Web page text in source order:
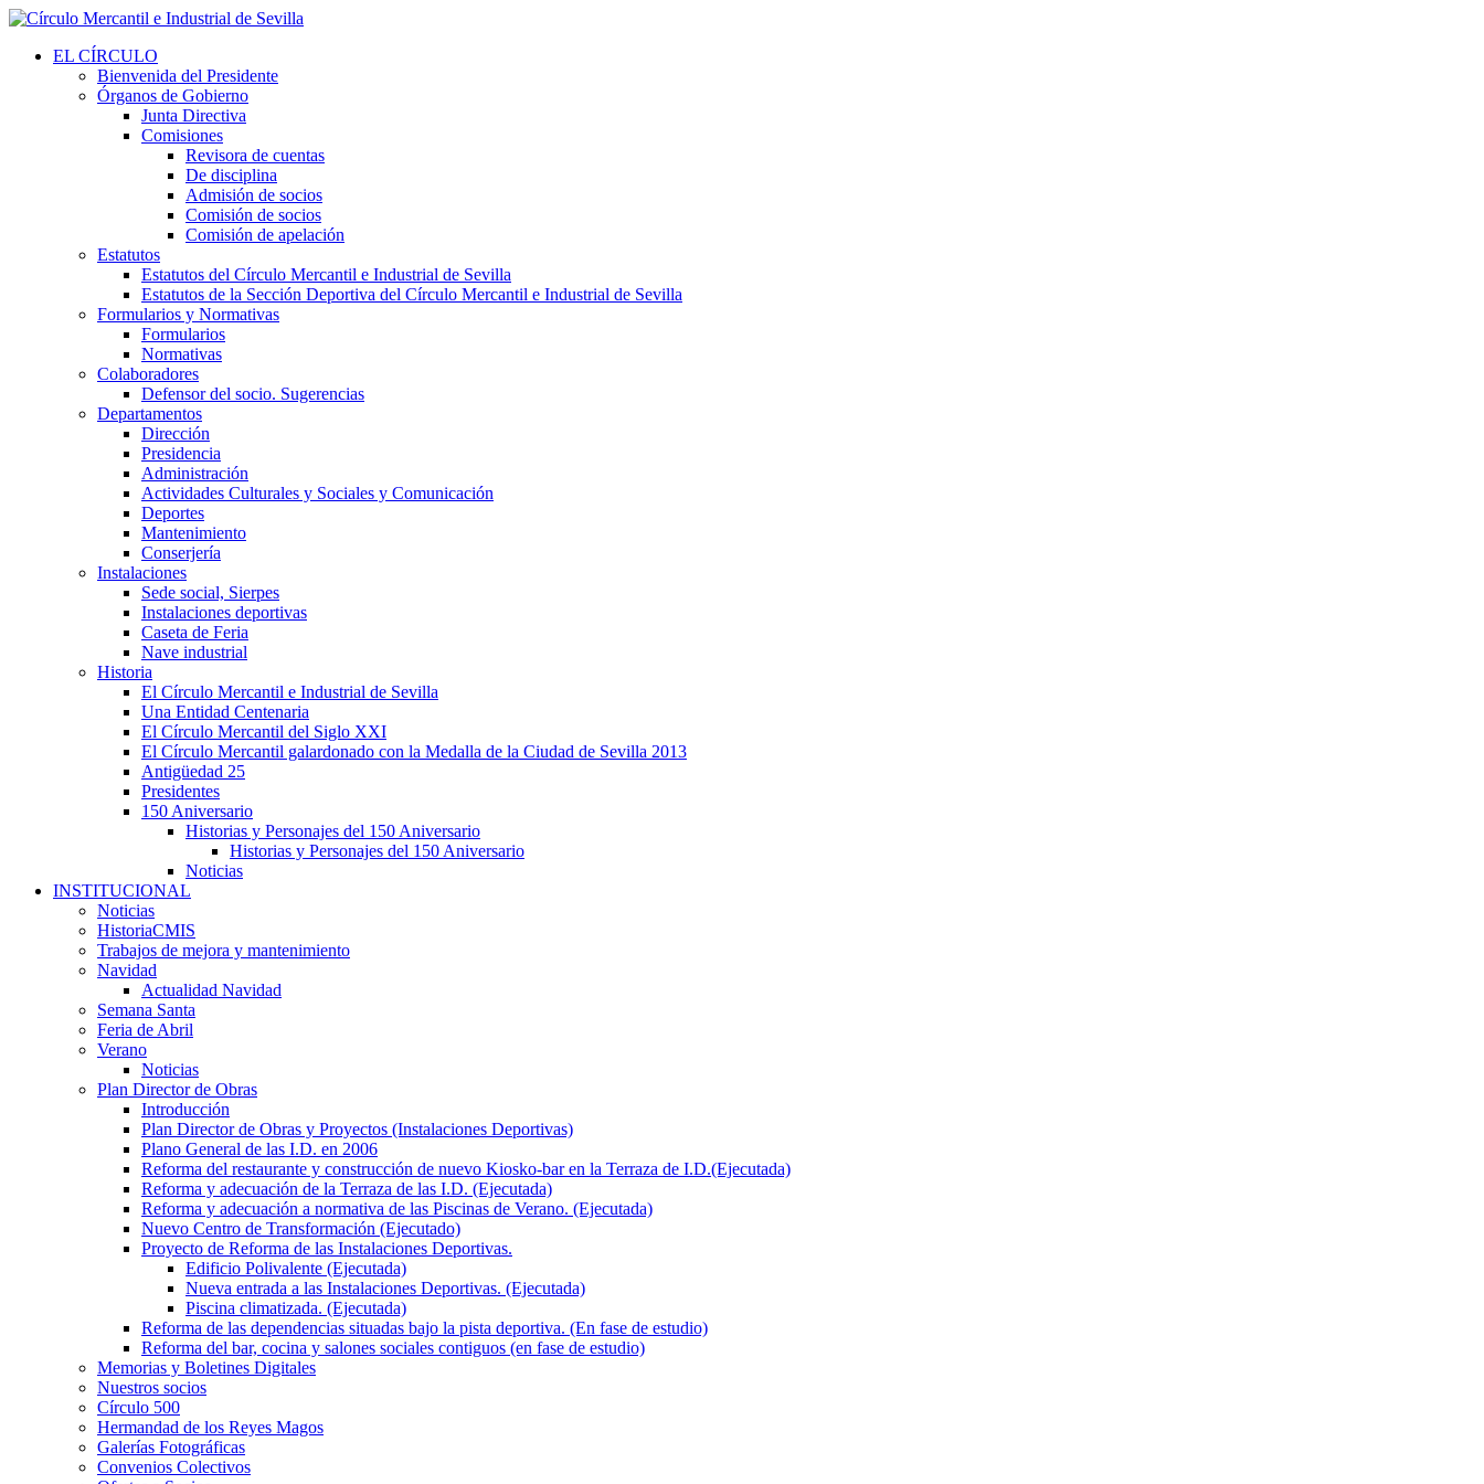
EL CÍRCULO
Bienvenida del Presidente
Órganos de Gobierno
Junta Directiva
Comisiones
Revisora de cuentas
De disciplina
Admisión de socios
Comisión de socios
Comisión de apelación
Estatutos
Estatutos del Círculo Mercantil e Industrial de Sevilla
Estatutos de la Sección Deportiva del Círculo Mercantil e Industrial de Sevilla
Formularios y Normativas
Formularios
Normativas
Colaboradores
Defensor del socio. Sugerencias
Departamentos
Dirección
Presidencia
Administración
Actividades Culturales y Sociales y Comunicación
Deportes
Mantenimiento
Conserjería
Instalaciones
Sede social, Sierpes
Instalaciones deportivas
Caseta de Feria
Nave industrial
Historia
El Círculo Mercantil e Industrial de Sevilla
Una Entidad Centenaria
El Círculo Mercantil del Siglo XXI
El Círculo Mercantil galardonado con la Medalla de la Ciudad de Sevilla 2013
Antigüedad 25
Presidentes
150 Aniversario
Historias y Personajes del 150 Aniversario
Historias y Personajes del 150 Aniversario
Noticias
INSTITUCIONAL
Noticias
HistoriaCMIS
Trabajos de mejora y mantenimiento
Navidad
Actualidad Navidad
Semana Santa
Feria de Abril
Verano
Noticias
Plan Director de Obras
Introducción
Plan Director de Obras y Proyectos (Instalaciones Deportivas)
Plano General de las I.D. en 2006
Reforma del restaurante y construcción de nuevo Kiosko-bar en la Terraza de I.D.(Ejecutada)
Reforma y adecuación de la Terraza de las I.D. (Ejecutada)
Reforma y adecuación a normativa de las Piscinas de Verano. (Ejecutada)
Nuevo Centro de Transformación (Ejecutado)
Proyecto de Reforma de las Instalaciones Deportivas.
Edificio Polivalente (Ejecutada)
Nueva entrada a las Instalaciones Deportivas. (Ejecutada)
Piscina climatizada. (Ejecutada)
Reforma de las dependencias situadas bajo la pista deportiva. (En fase de estudio)
Reforma del bar, cocina y salones sociales contiguos (en fase de estudio)
Memorias y Boletines Digitales
Nuestros socios
Círculo 500
Hermandad de los Reyes Magos
Galerías Fotográficas
Convenios Colectivos